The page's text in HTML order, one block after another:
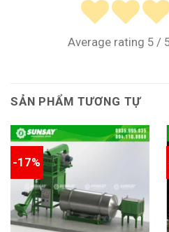
Average rating 5/
SẢN PHẨM TƯƠNG TỰ
-17%